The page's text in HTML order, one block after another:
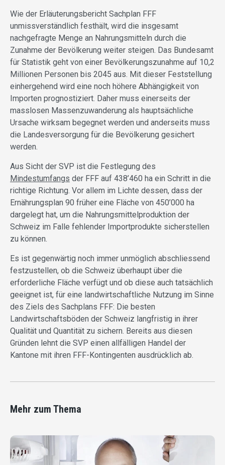
Wie der Erläuterungsbericht Sachplan FFF
unmissverständlich festhält, wird die insgesamt
nachgefragte Menge an Nahrungsmitteln durch die
Zunahme der Bevölkerung weiter steigen. Das Bundesamt
für Statistik geht von einer Bevölkerungszunahme auf 10,2
Millionen Personen bis 2045 aus. Mit dieser Feststellung
einhergehend wird eine noch höhere Abhängigkeit von
Importen prognostiziert. Daher muss einerseits der
masslosen Massenzuwanderung als hauptsächliche
Ursache wirksam begegnet werden und anderseits muss
die Landesversorgung für die Bevölkerung gesichert
werden.
Aus Sicht der SVP ist die Festlegung des
Mindestumfangs der FFF auf 438’460 ha ein Schritt in die
richtige Richtung. Vor allem im Lichte dessen, dass der
Ernährungsplan 90 früher eine Fläche von 450’000 ha
dargelegt hat, um die Nahrungsmittelproduktion der
Schweiz im Falle fehlender Importprodukte sicherstellen
zu können.
Es ist gegenwärtig noch immer unmöglich abschliessend
festzustellen, ob die Schweiz überhaupt über die
erforderliche Fläche verfügt und ob diese auch tatsächlich
geeignet ist, für eine landwirtschaftliche Nutzung im Sinne
des Ziels des Sachplans FFF: Die besten
Landwirtschaftsböden der Schweiz langfristig in ihrer
Qualität und Quantität zu sichern. Bereits aus diesen
Gründen lehnt die SVP einen allfälligen Handel der
Kantone mit ihren FFF-Kontingenten ausdrücklich ab.
Mehr zum Thema